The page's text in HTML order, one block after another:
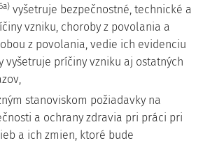
vyšetruje bezpečnostné, technické a
vzniku, choroby z povolania a
z povolania, vedie ich evidenciu
vyšetruje príčiny vzniku aj ostatných
stanoviskom požiadavky na
a ochrany zdravia pri práci pri
a ich zmien, ktoré bude